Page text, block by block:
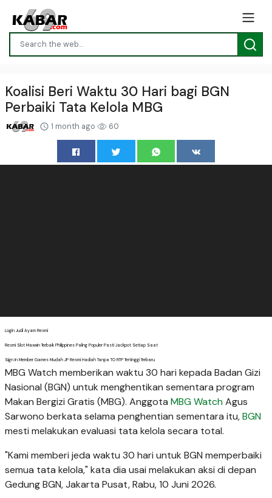
Koalisi Beri Waktu 30 Hari bagi BGN
Perbaiki Tata Kelola MBG
1 month ago 60
Login Judi Ayam Resmi
Resmi Slot Maxwin Terbaik Philippines Paling Populer Pasti Jackpot Setiap Saat
Sign In Member Games Mudah JP Resmi Hadiah Tanpa TO RTP Tertinggi Terbaru
MBG Watch memberikan waktu 30 hari kepada Badan Gizi
Nasional (BGN) untuk menghentikan sementara program
Makan Bergizi Gratis (MBG). Anggota MBG WatchAgus
Sarwono berkata selama penghentian sementara itu,BGN
mesti melakukan evaluasi tata kelola secara total.
"Kami memberi jeda waktu 30 hari untuk BGN memperbaiki
semua tata kelola," kata dia usai melakukan aksi di depan
Gedung BGN, Jakarta Pusat, Rabu, 10 Juni 2026.